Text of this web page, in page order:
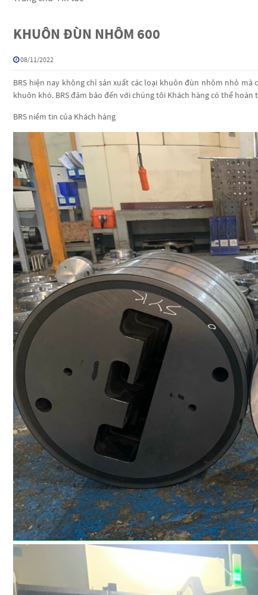
KHUÔN ĐÙN NHÔM 600
08/11/2022
BRS hiện nay không chỉ sản xuất các loại khuôn đùn nhôm nhỏ
khuôn khó. BRS đảm bảo đến với chúng tôi Khách hàng có thể
BRS niềm tin của Khách hàng